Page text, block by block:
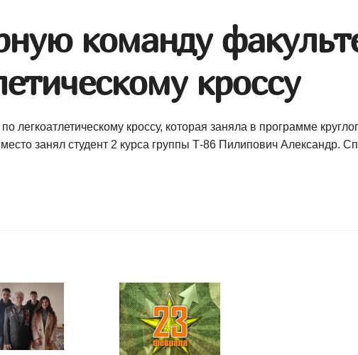
команду
кроссу
кроссу, которая заняла в программе
занял студент 2 курса группы Т-86Пилипович Александр.